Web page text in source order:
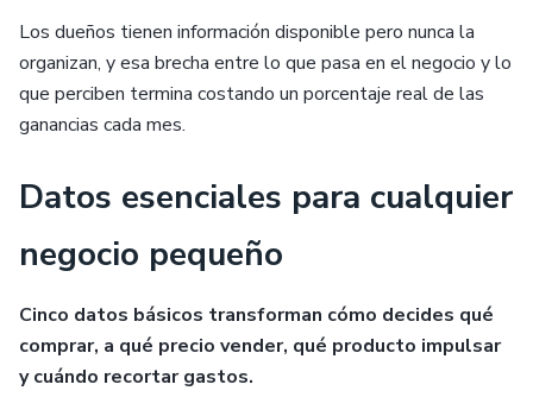
Los dueños tienen información disponible pero nunca la
organizan, y esa brecha entre lo que pasa en el negocio y lo
que perciben termina costando un porcentaje real de las
ganancias cada mes.
Datos esenciales para cualquier
negocio pequeño
Cinco datos básicos transforman cómo decides qué
comprar, a qué precio vender, qué producto impulsar
y cuándo recortar gastos.